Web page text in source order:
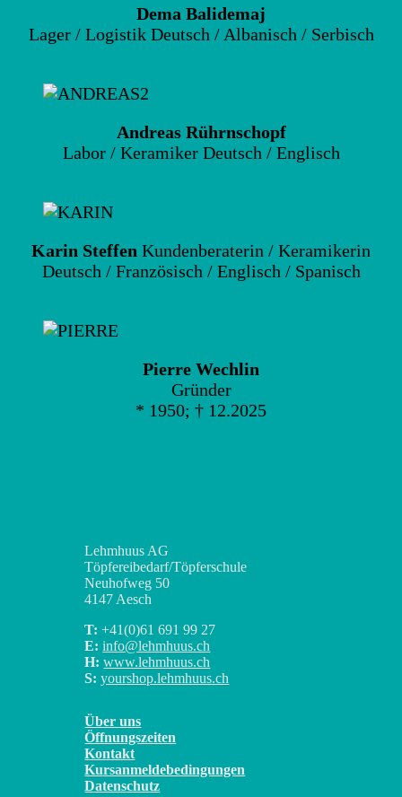
Dema Balidemaj
Lager / Logistik Deutsch / Albanisch / Serbisch
Andreas Rührnschopf
Labor / Keramiker Deutsch / Englisch
Karin Steffen Kundenberaterin / Keramikerin
Deutsch / Französisch / Englisch / Spanisch
Pierre Wechlin
Gründer
* 1950; † 12.2025
Lehmhuus AG
Töpfereibedarf/Töpferschule
Neuhofweg 50
4147 Aesch
T: +41(0)61 691 99 27
E:info@lehmhuus.ch
H: www.lehmhuus.ch
S:yourshop.lehmhuus.ch
Über uns
Öffnungszeiten
Kontakt
Kursanmeldebedingungen
Datenschutz